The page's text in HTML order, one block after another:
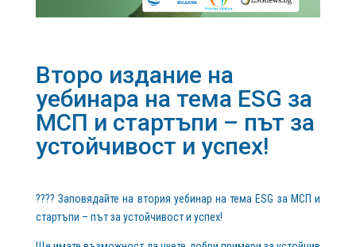
Второ издание на
уебинара на тема ESG за
МСП и стартъпи – път за
устойчивост и успех!
???? Заповядайте на втория уебинар на тема ESG за МСП и
стартъпи – път за устойчивост и успех!